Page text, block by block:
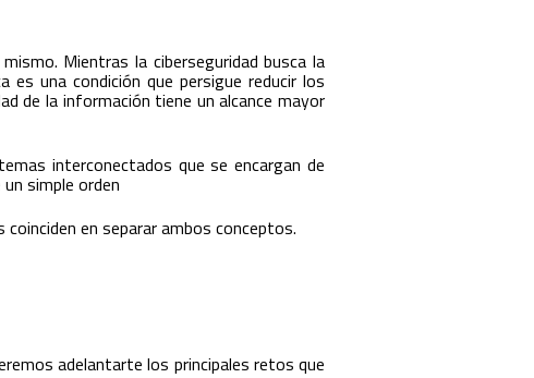
Mientras la ciberseguridad busca la
una condición que persigue reducir los
de la información tiene un alcance mayor
interconectados que se encargan de
simple orden
en separar ambos conceptos.
adelantarte los principales retos que